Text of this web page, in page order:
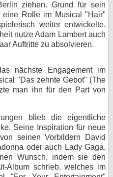
ziehen. Grund für sein
eine Rolle im Musical "Hair"
weiter entwickelte.
nutze Adam Lambert auch
Auftritte zu absolvieren.
nächste Engagement im
"Das zehnte Gebot" (The
man ihn für den Part von
blieb die eigentliche
Seine Inspiration für neue
seinen Vorbildern David
oder auch Lady Gaga.
Wunsch, indem sie den
Album schrieb, welches im